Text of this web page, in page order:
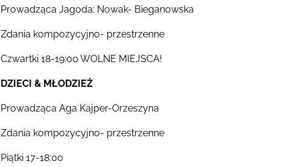
Prowadząca Jagoda: Nowak- Bieganowska
Zdania kompozycyjno- przestrzenne
Czwartki 18-19:00 WOLNE MIEJSCA!
DZIECI & MŁODZIEŻ
Prowadząca Aga Kajper-Orzeszyna
Zdania kompozycyjno- przestrzenne
Piątki 17-18:00